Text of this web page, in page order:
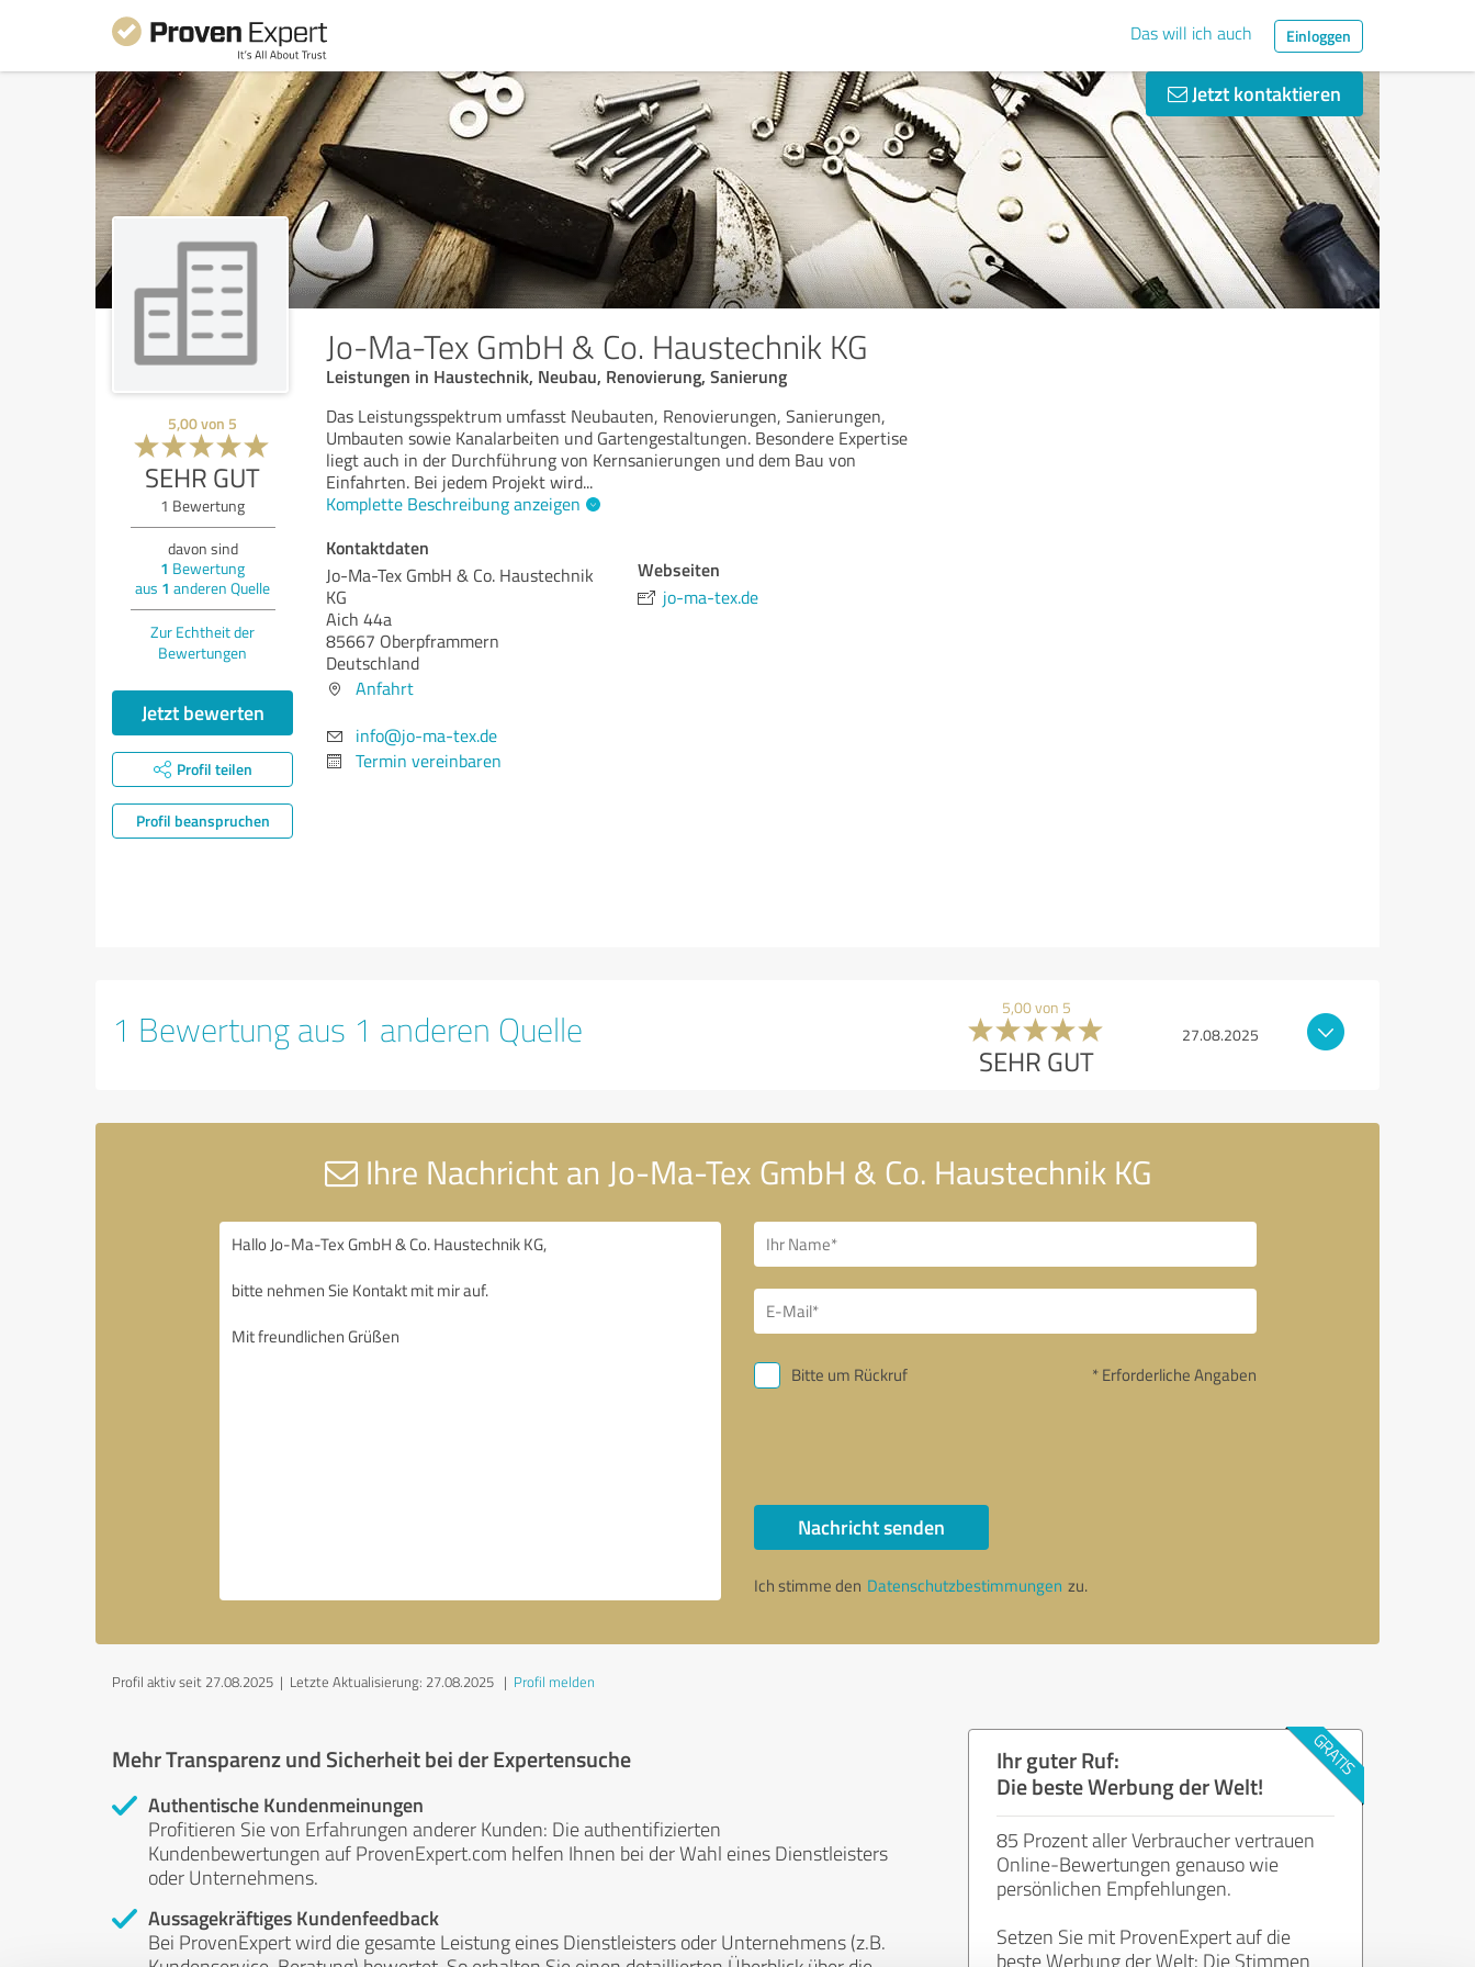
Das will ich auch Einloggen
Jetzt kontaktieren
Jo-Ma-Tex GmbH & Co. Haustechnik KG
Leistungen in Haustechnik, Neubau, Renovierung, Sanierung
5,00von 5
SEHR GUT
1 Bewertung
davon sind
1 Bewertung
aus 1 anderen Quelle
Zur Echtheit der
Bewertungen
Jetzt bewerten
Profil teilen
Profil beanspruchen
Das Leistungsspektrum umfasst Neubauten, Renovierungen, Sanierungen,
Umbauten sowie Kanalarbeiten und Gartengestaltungen. Besondere Expertise
liegt auch in der Durchführung von Kernsanierungen und dem Bau von
Einfahrten. Bei jedem Projekt wird...
Komplette Beschreibung anzeigen
Kontaktdaten
Jo-Ma-Tex GmbH & Co. Haustechnik
KG
Aich 44a
85667 Oberpframmern
Deutschland
Anfahrt
info@jo-ma-tex.de
Termin vereinbaren
Webseiten
jo-ma-tex.de
1 Bewertung aus 1 anderen Quelle 5,00 von 5
SEHR GUT
27.08.2025
Ihre Nachricht an Jo-Ma-Tex GmbH & Co. Haustechnik KG
Bitte um Rückruf * Erforderliche Angaben
Nachricht senden
Ich stimme den Datenschutzbestimmungen zu.
Profil aktiv seit 27.08.2025 | Letzte Aktualisierung: 27.08.2025 | Profil melden
Mehr Transparenz und Sicherheit bei der Expertensuche
Authentische Kundenmeinungen
Profitieren Sie von Erfahrungen anderer Kunden: Die authentifizierten
Kundenbewertungen auf ProvenExpert.com helfen Ihnen bei der Wahl eines Dienstleisters
oder Unternehmens.
Aussagekräftiges Kundenfeedback
Bei ProvenExpert wird die gesamte Leistung eines Dienstleisters oder Unternehmens (z.B.
Ihr guter Ruf:
Die beste Werbung der Welt!
85 Prozent aller Verbraucher vertrauen
Online-Bewertungen genauso wie
persönlichen Empfehlungen.
Setzen Sie mit ProvenExpert auf die
beste Werbung der Welt: Die Stimmen